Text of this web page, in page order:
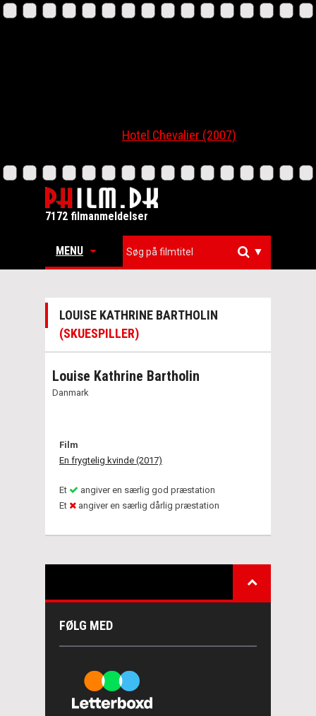
Hotel Chevalier (2007)
7172 filmanmeldelser
MENU ▼
LOUISE KATHRINE BARTHOLIN
(SKUESPILLER)
Louise Kathrine Bartholin
Danmark
Film
En frygtelig kvinde (2017)
Et
angiver en særlig god præstation
Et
angiver en særlig dårlig præstation
FØLG MED